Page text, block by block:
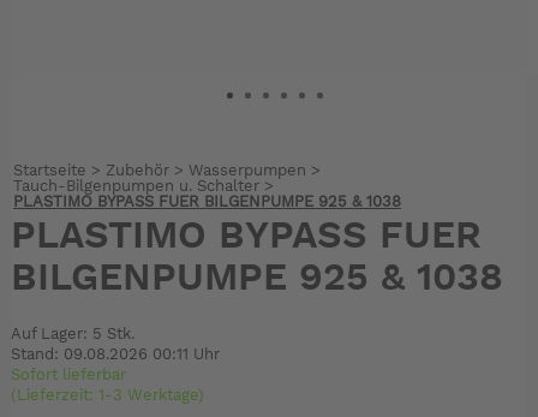
Startseite > Zubehör> Wasserpumpen >
Tauch-Bilgenpumpen u. Schalter>
PLASTIMO BYPASS FUER BILGENPUMPE 925 & 1038
PLASTIMO BYPASS FUER
BILGENPUMPE 925 & 1038
Auf Lager: 5 Stk.
Stand: 09.08.2026 00:11 Uhr
Sofort lieferbar
(Lieferzeit: 1-3 Werktage)